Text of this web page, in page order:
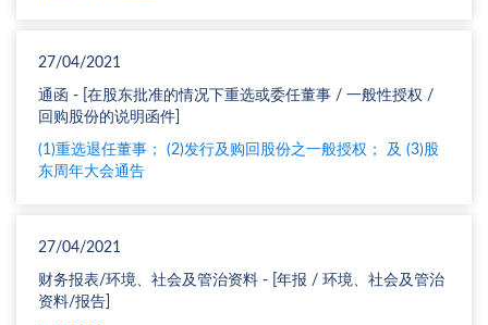
27/04/2021
通函 - [在股东批准的情况下重选或委任董事 / 一般性授权 /
回购股份的说明函件]
(1)重选退任董事； (2)发行及购回股份之一般授权； 及 (3)股
东周年大会通告
27/04/2021
财务报表/环境、社会及管治资料 - [年报 / 环境、社会及管治
资料/报告]